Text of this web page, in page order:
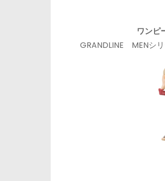
ワンピ
GRANDLINE MENシ